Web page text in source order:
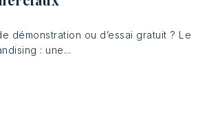
démonstration ou d’essai gratuit ? Le
: une...